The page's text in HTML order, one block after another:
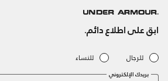
ابق على اطلاع دائم.
للرجال للنساء
بريدك الإلكتروني